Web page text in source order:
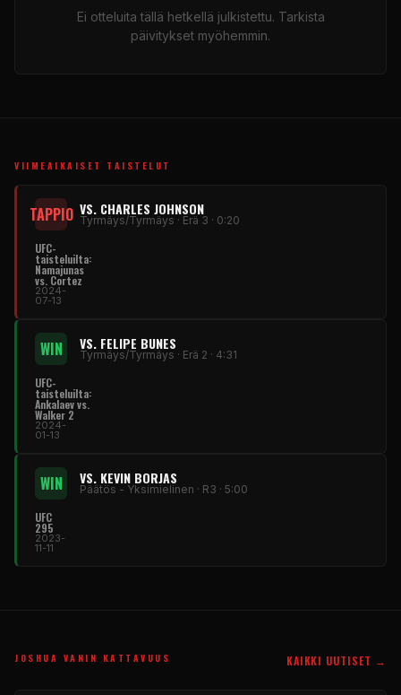
Ei otteluita tällä hetkellä julkistettu. Tarkista
päivitykset myöhemmin.
VIIMEAIKAISET TAISTELUT
TAPPIO VS. CHARLES JOHNSON
Tyrmäys/Tyrmäys · Erä 3 · 0:20
UFC-
taisteluilta:
Namajunas
vs. Cortez
2024-
07-13
WIN VS. FELIPE BUNES
Tyrmäys/Tyrmäys · Erä 2 · 4:31
UFC-
taisteluilta:
Ankalaev vs.
Walker 2
2024-
01-13
WIN VS. KEVIN BORJAS
Päätös - Yksimielinen · R3 · 5:00
UFC
295
2023-
11-11
JOSHUA VANIN KATTAVUUS KAIKKI UUTISET →